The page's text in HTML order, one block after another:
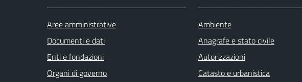
Aree amministrative
Documenti e dati
Enti e fondazioni
Organi di governo
Ambiente
Anagrafe e stato civile
Autorizzazioni
Catasto e urbanistica